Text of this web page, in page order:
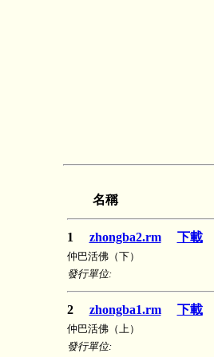
名稱
1 zhongba2.rm 下載
仲巴活佛（下）
發行單位:
2 zhongba1.rm 下載
仲巴活佛（上）
發行單位: